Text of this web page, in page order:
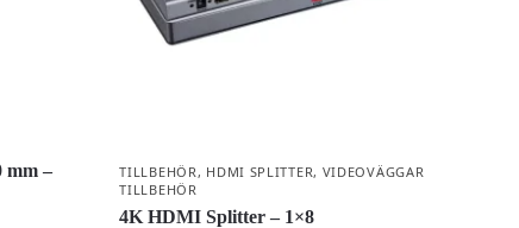
mm –
TILLBEHÖR , HDMI SPLITTER, VIDEOVÄGGAR
TILLBEHÖR
4K HDMI Splitter – 1×8